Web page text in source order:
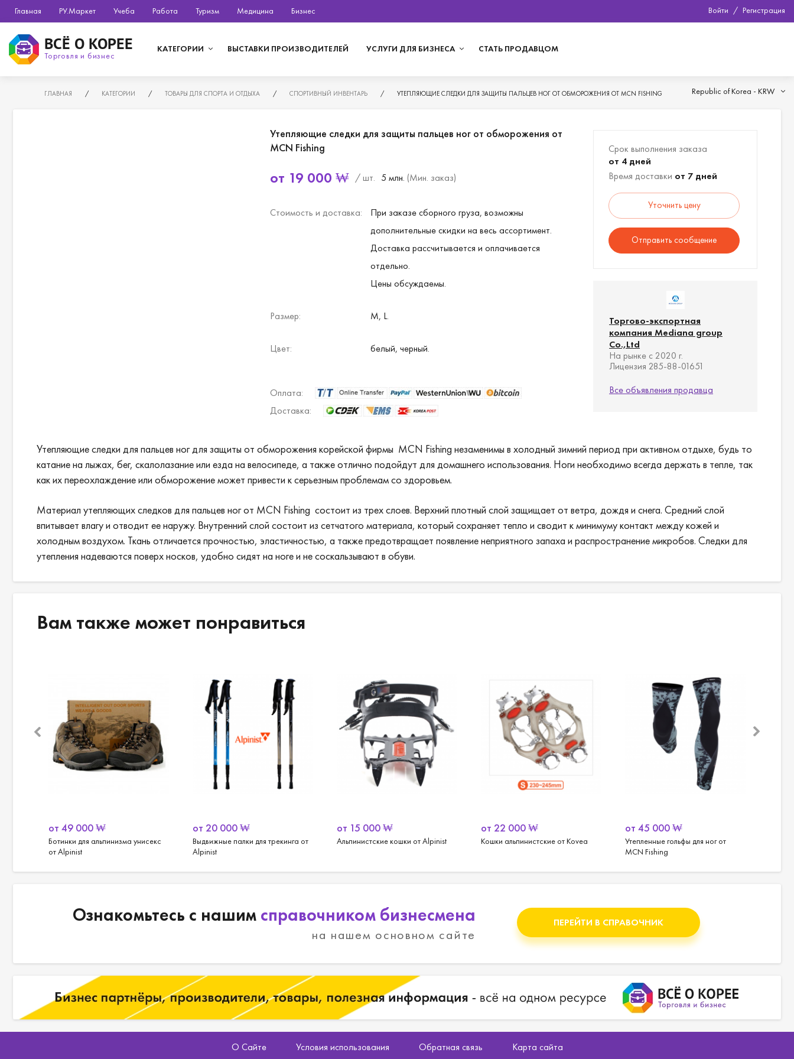
Главная РУ.Маркет Учеба Работа Туризм Медицина Бизнес Войти / Регистрация
ВСЁ О КОРЕЕ
Торговля и бизнес
КАТЕГОРИИ ВЫСТАВКИ ПРОИЗВОДИТЕЛЕЙ УСЛУГИ ДЛЯ БИЗНЕСА СТАТЬ ПРОДАВЦОМ
ГЛАВНАЯ / КАТЕГОРИИ / ТОВАРЫ ДЛЯ СПОРТА И ОТДЫХА / СПОРТИВНЫЙ ИНВЕНТАРЬ / УТЕПЛЯЮЩИЕ СЛЕДКИ ДЛЯ ЗАЩИТЫ ПАЛЬЦЕВ НОГ ОТ ОБМОРОЖЕНИЯ ОТ MCN FISHING Republic of Korea - KRW
Утепляющие следки для защиты пальцев ног от обморожения от
MCN Fishing
от 19 000 ₩ / шт. 5 млн. (Мин. заказ)
Стоимость и доставка:
При заказе сборного груза, возможны
дополнительные скидки на весь ассортимент.
Доставка рассчитывается и оплачивается
отдельно.
Цены обсуждаемы.
Размер: M, L.
Цвет: белый, черный.
Оплата:
Доставка:
Срок выполнения заказа
от 4 дней
Время доставки от 7 дней
Уточнить цену
Отправить сообщение
Торгово-экспортная
компания Mediana group
Co.,Ltd
На рынке с 2020 г.
Лицензия 285-88-01651
Все объявления продавца
Утепляющие следки для пальцев ног для защиты от обморожения корейской фирмы MCN Fishing незаменимы в холодный зимний период при активном отдыхе, будь то
катание на лыжах, бег, скалолазание или езда на велосипеде, а также отлично подойдут для домашнего использования. Ноги необходимо всегда держать в тепле, так
как их переохлаждение или обморожение может привести к серьезным проблемам со здоровьем.
Материал утепляющих следков для пальцев ног от MCN Fishing состоит из трех слоев. Верхний плотный слой защищает от ветра, дождя и снега. Средний слой
впитывает влагу и отводит ее наружу. Внутренний слой состоит из сетчатого материала, который сохраняет тепло и сводит к минимуму контакт между кожей и
холодным воздухом. Ткань отличается прочностью, эластичностью, а также предотвращает появление неприятного запаха и распространение микробов. Следки для
утепления надеваются поверх носков, удобно сидят на ноге и не соскальзывают в обуви.
Вам также может понравиться
от 49 000₩
Ботинки для альпинизма унисекс
от Alpinist
от 20 000₩
Выдвижные палки для трекинга от
Alpinist
от 15 000₩
Альпинистские кошки от Alpinist
от 22 000₩
Кошки альпинистские от Kovea
от 45 000₩
Утепленные гольфы для ног от
MCN Fishing
Ознакомьтесь с нашим справочником бизнесмена
на нашем основном сайте
ПЕРЕЙТИ В СПРАВОЧНИК
О Сайте Условия использования Обратная связь Карта сайта